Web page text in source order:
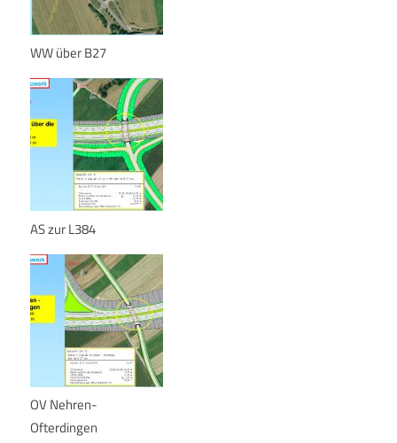
WW über B27
AS zur L384
OV Nehren-
Ofterdingen